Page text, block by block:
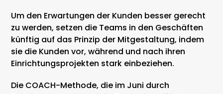
Um den Erwartungen der Kunden besser gerecht
zu werden, setzen die Teams in den Geschäften
künftig auf das Prinzip der Mitgestaltung, indem
sie die Kunden vor, während und nach ihren
Einrichtungsprojekten stark einbeziehen.
Die COACH-Methode, die im Juni durch